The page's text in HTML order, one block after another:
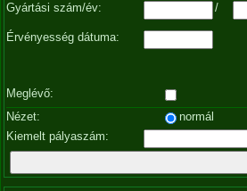
Gyártási szám/év:
/
Érvényesség dátuma:
Meglévő:
Nézet:
normál
Kiemelt pályaszám: